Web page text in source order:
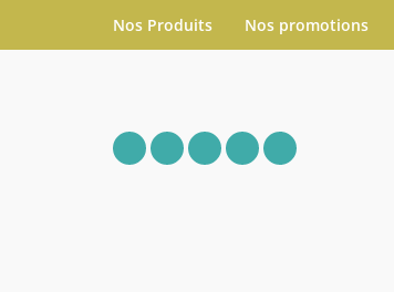
Nos Produits Nos promotions